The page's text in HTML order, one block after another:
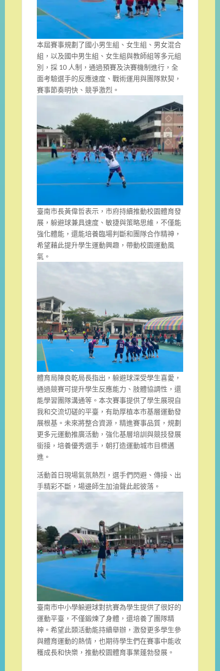
本屆賽事規劃了國小男生組、女生組、男女混合
組，以及國中男生組、女生組與教師組等多元組
別，採 10 人制，通過預賽及決賽機制進行，全
面考驗選手的反應速度、戰術運用與團隊默契，
賽事節奏明快、競爭激烈。
臺南市長黃偉哲表示，市府持續推動校園體育發
展，躲避球兼具速度、敏捷與策略思維，不僅能
強化體能，還能培養臨場判斷和團隊合作精神，
希望藉此提升學生運動興趣，帶動校園運動風
氣。
體育局陳良乾局長指出，躲避球深受學生喜愛，
通過競賽可提升學生反應能力、肢體協調性，還
能學習團隊溝通等。本次賽事提供了學生展現自
我和交流切磋的平臺，有助厚植本市基層運動發
展根基。未來將整合資源，精進賽事品質，規劃
更多元運動推廣活動，強化基層培訓與競技發展
銜接，培養優秀選手，朝打造運動城市目標邁
進。
活動首日現場氣氛熱烈，選手們閃避、傳接、出
手精彩不斷，場邊師生加油聲此起彼落。
臺南市中小學躲避球對抗賽為學生提供了很好的
運動平臺，不僅鍛煉了身體，還培養了團隊精
神。希望此類活動能持續舉辦，激發更多學生參
與體育運動的熱情，也期待學生們在賽事中能收
穫成長和快樂，推動校園體育事業蓬勃發展。